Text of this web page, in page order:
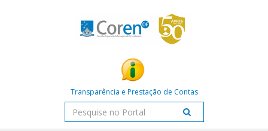
Transparência e Prestação de Contas